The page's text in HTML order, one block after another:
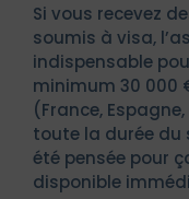
Si vous recevez
soumis à visa,
indispensable
minimum 30 000
(France,
toute la durée du
été pensée pour
disponible